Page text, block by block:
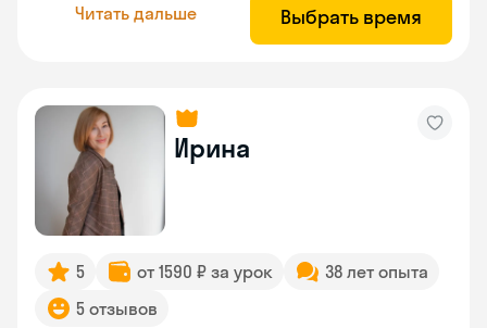
Читать дальше Выбрать время
Ирина
5 от 1590 ₽ за урок
38 лет опыта
5 отзывов